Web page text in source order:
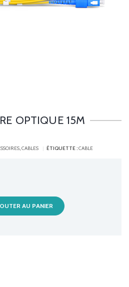
OPTIQUE 15M
,CABLES ÉTIQUETTE :CABLE
AU PANIER